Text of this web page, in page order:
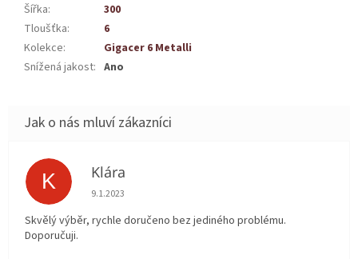
Šířka:
300
Tloušťka:
6
Kolekce:
Gigacer 6 Metalli
Snížená jakost: Ano
K Klára
Hodnocení obchodu je 5 z 5 hvězdiček.
9.1.2023
Skvělý výběr, rychle doručeno bez jediného problému.
Doporučuji.